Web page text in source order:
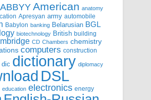
ABBYY American anatomy
Apresyan army automobile
Babylon banking Belarusian BGL
biotechnology British building
CD Chambers chemistry
computers construction
dic dictionary diplomacy
DSL
education electronics energy